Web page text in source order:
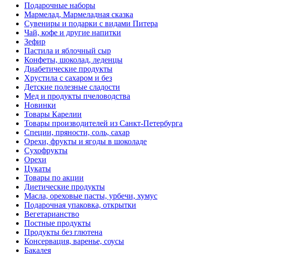
Подарочные наборы
Мармелад, Мармеладная сказка
Сувениры и подарки с видами Питера
Чай, кофе и другие напитки
Зефир
Пастила и яблочный сыр
Конфеты, шоколад, леденцы
Диабетические продукты
Хрустила с сахаром и без
Детские полезные сладости
Мед и продукты пчеловодства
Новинки
Товары Карелии
Товары производителей из Санкт-Петербурга
Специи, пряности, соль, сахар
Орехи, фрукты и ягоды в шоколаде
Сухофрукты
Орехи
Цукаты
Товары по акции
Диетические продукты
Масла, ореховые пасты, урбечи, хумус
Подарочная упаковка, открытки
Вегетарианство
Постные продукты
Продукты без глютена
Консервация, варенье, соусы
Бакалея